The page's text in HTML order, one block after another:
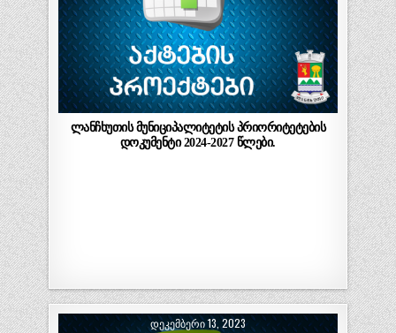
ლანჩხუთის მუნიციპალიტეტის პრიორიტეტების
დოკუმენტი 2024-2027 წლები.
ᲓᲔᲙᲔᲛᲑᲔᲠᲘ 13, 2023